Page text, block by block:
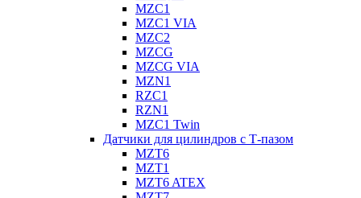
MZC1
MZC1 VIA
MZC2
MZCG
MZCG VIA
MZN1
RZC1
RZN1
MZC1 Twin
Датчики для цилиндров с Т-пазом
MZT6
MZT1
MZT6 ATEX